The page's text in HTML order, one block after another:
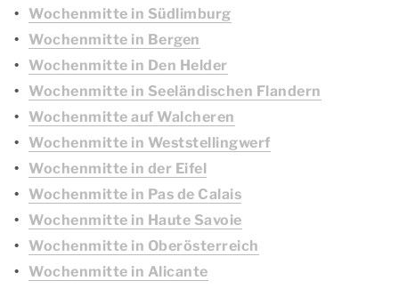
Wochenmitte in Südlimburg
Wochenmitte in Bergen
Wochenmitte in Den Helder
Wochenmitte in Seeländischen Flandern
Wochenmitte auf Walcheren
Wochenmitte in Weststellingwerf
Wochenmitte in der Eifel
Wochenmitte in Pas de Calais
Wochenmitte in Haute Savoie
Wochenmitte in Oberösterreich
Wochenmitte in Alicante